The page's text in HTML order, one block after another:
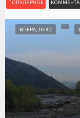
ПОПУЛЯРНОЕ
ВЧЕРА, 16:30